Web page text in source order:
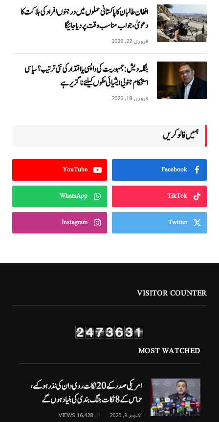
افغان طالبان کا پاکستانی حملوں میں درجنوں افراد کی ہلاکت کا
دعویٰ، جواب مناسب وقت پر دیا جائیگا
فروری 22, 2026
بنگلہ دیش: جمہوریت کی واپسی یا اقتدار کی نئی ترتیب؟ سیاسی
استحکام جنوبی ایشیائی ملکوں کیلئے ناگزیر ہے
فروری 18, 2026
ہمیں فالو کریں
Facebook
YouTube
TikTok
WhatsApp
Twitter
Instagram
VISITOR COUNTER
MOST WATCHED
امریکی صدر کے 20 نکات ردی دان کی نذر ہوگئے،
حماس کے 8 نکات جنگ بندی کی بنیاد ہوں گے
اکتوبر 9, 2025 16,428
VIEWS